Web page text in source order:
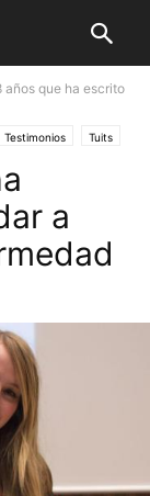
años que ha escrito
Testimonios Tuits
a